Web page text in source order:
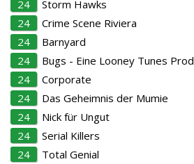
24
Storm Hawks
24
Crime Scene Riviera
24
Barnyard
24
Bugs - Eine Looney Tunes Prod
24
Corporate
24
Das Geheimnis der Mumie
24
Nick für Ungut
24
Serial Killers
24
Total Genial